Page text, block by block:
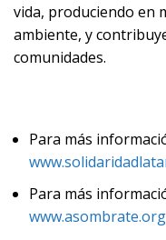
vida, produciendo en
ambiente, y
comunidades.
Para más
Para más
www.asombrate.org